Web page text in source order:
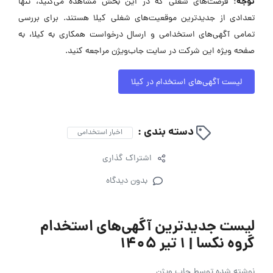
تعدادی از جدیدترین موقعیت‌های شغلی کیلا هستند. برای بررسی
تمامی آگهی‌های استخدامی و ارسال درخواست همکاری به کیلا، به
صفحه ویژه این شرکت در سایت جاب‌ویژن مراجعه کنید.
لیست آگهی‌های استخدام در کیلا
دسته بندی : اخبار استخدامی
اشتراک گذاری
بدون دیدگاه
لیست جدیدترین آگهی‌های استخدام
گروه نکسا | ۱ تیر ۱۴۰۵